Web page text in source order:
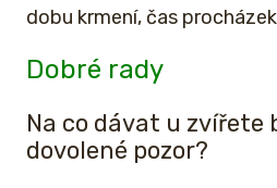
dobu krmení, čas
Dobré rady
Na co dávat u zvířete
dovolené pozor?